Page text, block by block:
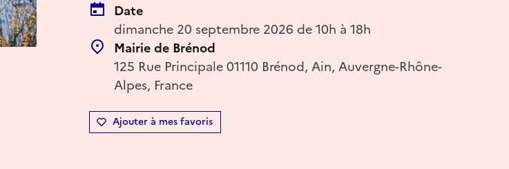
Date
dimanche 20 septembre 2026 de 10h à 18h
Mairie de Brénod
125 Rue Principale 01110 Brénod, Ain, Auvergne-Rhône-
Alpes, France
Ajouter à mes favoris